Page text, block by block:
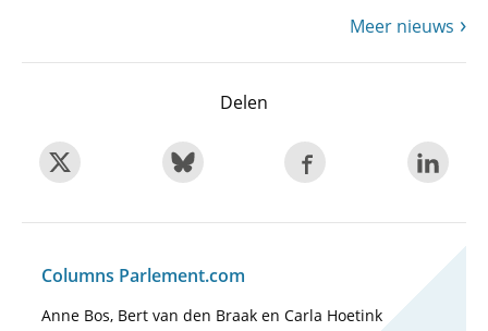
Meer nieuws
Delen
Columns Parlement.com
Anne Bos, Bert van den Braak en Carla Hoetink